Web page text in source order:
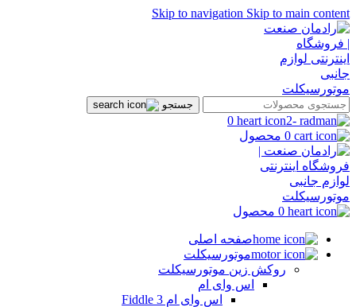
Skip to navigation Skip to main content
جستجو
0
0 محصول
0 محصول
صفحه اصلی
موتورسیکلت
روکش زین موتورسیکلت
اس وای ام
اس وای ام Fiddle 3